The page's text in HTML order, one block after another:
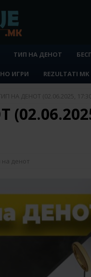
ТИП НА ДЕНОТ
ИГРИ REZULTATI MK
НА ДЕНОТ (02.06.2025,
на денот